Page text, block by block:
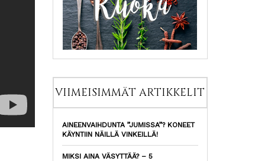
VIIMEISIMMÄT ARTIKKELIT
AINEENVAIHDUNTA ”JUMISSA”? KONEET
KÄYNTIIN NÄILLÄ VINKEILLÄ!
MIKSI AINA VÄSYTTÄÄ? – 5